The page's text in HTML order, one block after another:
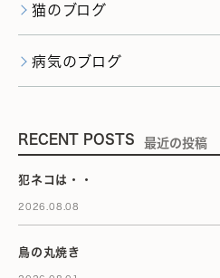
猫のブログ
病気のブログ
RECENT POSTS 最近の投稿
犯ネコは・・
2026.08.08
鳥の丸焼き